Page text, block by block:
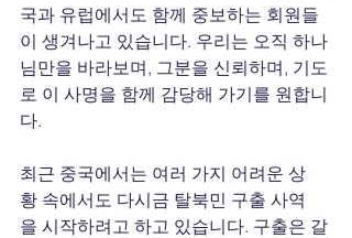
국과 유럽에서도 함께 중보하는 회원들
이 생겨나고 있습니다. 우리는 오직 하나
님만을 바라보며, 그분을 신뢰하며, 기도
로 이 사명을 함께 감당해 가기를 원합니
다.
최근 중국에서는 여러 가지 어려운 상
황 속에서도 다시금 탈북민 구출 사역
을 시작하려고 하고 있습니다. 구출은 갈